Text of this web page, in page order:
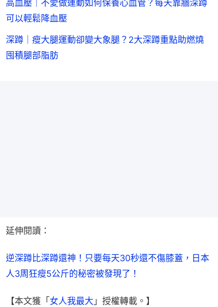
高血壓｜不愛做運動如何保養心血管？每天靠牆深蹲
可以輕鬆降血壓
深蹲｜瘦大腿運動卻變大象腿？2大深蹲重點助燃燒
囤積腿部脂肪
延伸閱讀：
逆深蹲比深蹲還神！只要每天30秒還不傷膝蓋，日本
人3周狂瘦5公斤的秘密被發現了！
【本文獲「女人我最大 」授權轉載。】